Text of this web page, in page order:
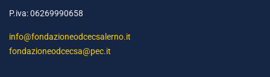
P.iva: 06269990658
info@fondazioneodcecsalerno.it
fondazioneodcecsa@pec.it